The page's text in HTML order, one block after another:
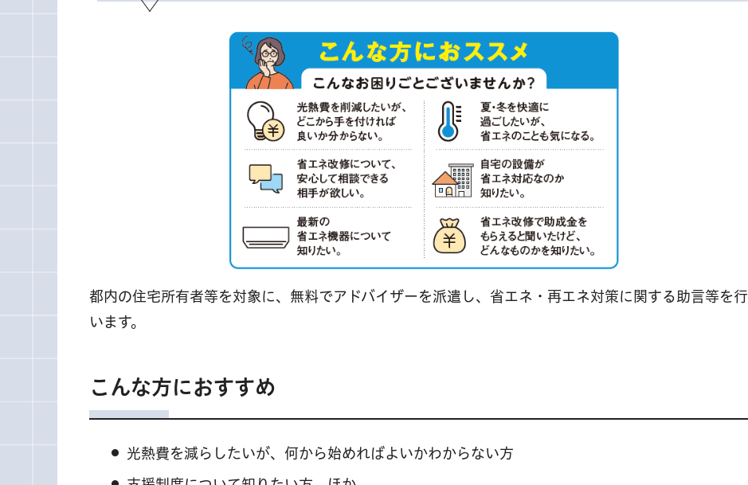
都内の住宅所有者等を対象に、無料でアドバイザーを派遣し、省エネ・再エネ対策に関する助言等を行
います。
こんな方におすすめ
光熱費を減らしたいが、何から始めればよいかわからない方